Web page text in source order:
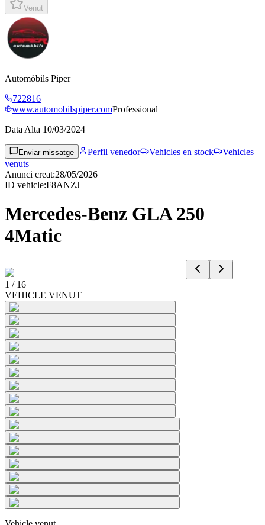
Venut
Automòbils Piper
722816
www.automobilspiper.comProfessional
Data Alta 10/03/2024
Enviar missatge Perfil venedor Vehicles en stock
Vehicles
venuts
Anunci creat:28/05/2026
ID vehicle:F8ANZJ
Mercedes-Benz GLA 250
4Matic
1 / 16
VEHICLE VENUT